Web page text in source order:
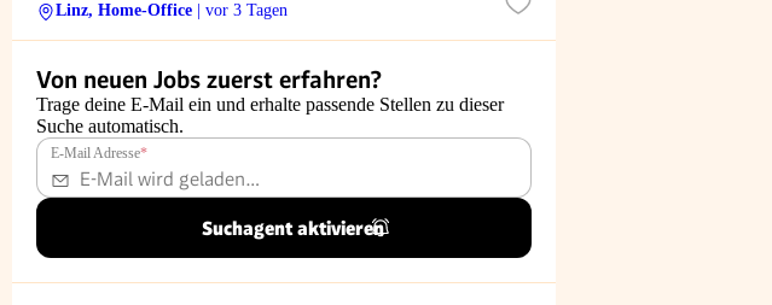
Linz, Home-Office
| vor 3 Tagen
Von neuen Jobs zuerst erfahren?
Trage deine E-Mail ein und erhalte passende Stellen zu dieser
Suche automatisch.
E-Mail Adresse*
Suchagent aktivieren